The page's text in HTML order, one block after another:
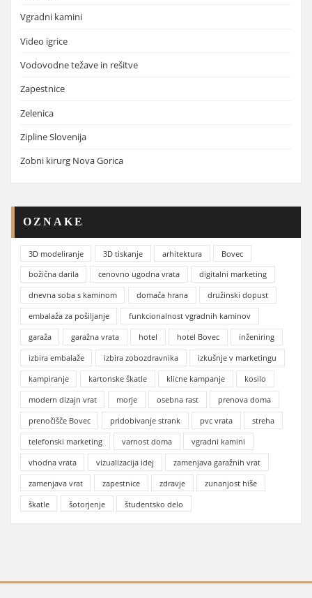
Vgradni kamini
Video igrice
Vodovodne težave in rešitve
Zapestnice
Zelenica
Zipline Slovenija
Zobni kirurg Nova Gorica
OZNAKE
3D modeliranje 3D tiskanje arhitektura
Bovec
božična darila
cenovno ugodna vrata
digitalni marketing
dnevna soba s kaminom
domača hrana
družinski dopust
embalaža za pošiljanje
funkcionalnost vgradnih kaminov
garaža
garažna vrata hotel hotel Bovec
inženiring
izbira embalaže
izbira zobozdravnika
izkušnje v marketingu
kampiranje
kartonske škatle klicne kampanje
kosilo
modern dizajn vrat
morje osebna rast
prenova doma
prenočišče Bovec
pridobivanje strank pvc vrata
streha
telefonski marketing
varnost doma
vgradni kamini
vhodna vrata
vizualizacija idej
zamenjava garažnih vrat
zamenjava vrat
zapestnice zdravje
zunanjost hiše
škatle
šotorjenje študentsko delo